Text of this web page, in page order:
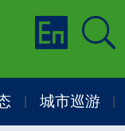
城市巡游